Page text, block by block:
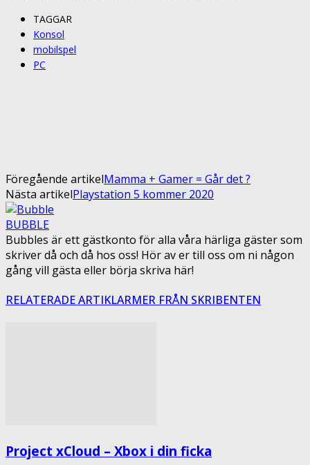
TAGGAR
Konsol
mobilspel
PC
Föregående artikelMamma + Gamer = Går det ?
Nästa artikelPlaystation 5 kommer 2020
BUBBLE
Bubbles är ett gästkonto för alla våra härliga gäster som
skriver då och då hos oss! Hör av er till oss om ni någon
gång vill gästa eller börja skriva här!
RELATERADE ARTIKLARMER FRÅN SKRIBENTEN
Project xCloud – Xbox i din ficka